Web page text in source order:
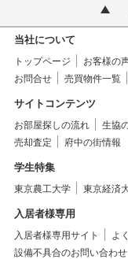
当社について
トップページ お客様の
お問合せ
売買物件一覧
サイトコンテンツ
お部屋探しの流れ 生協
売却査定
府中の街情報
学生特集
東京農工大学 東京経済
入居者様専用
入居者様専用サイト よ
設備不具合のお問い合わせ